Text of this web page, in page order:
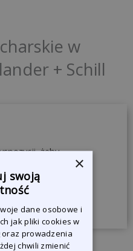
w
+ Schill
żeby
×
swoją
dane osobowe i
jak pliki cookies w
oraz prowadzenia
chwili zmienić